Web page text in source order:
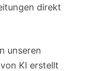
direkt
unseren
KI erstellt